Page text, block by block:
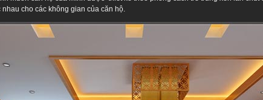
cho các không gian của căn hộ.